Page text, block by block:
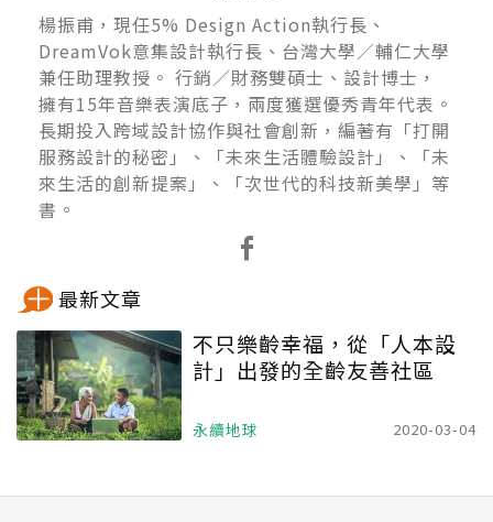
楊振甫，現任5% Design Action執行長、
DreamVok意集設計執行長、台灣大學／輔仁大學
兼任助理教授。 行銷／財務雙碩士、設計博士，
擁有15年音樂表演底子，兩度獲選優秀青年代表。
長期投入跨域設計協作與社會創新，編著有「打開
服務設計的秘密」、「未來生活體驗設計」、「未
來生活的創新提案」、「次世代的科技新美學」等
書。
最新文章
不只樂齡幸福，從「人本設
計」出發的全齡友善社區
永續地球 2020-03-04